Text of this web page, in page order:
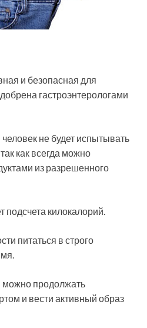
и безопасная для
гастроэнтерологами
не будет испытывать
как всегда можно
из разрешенного
подсчета килокалорий.
питаться в строго
продолжать
и вести активный образ